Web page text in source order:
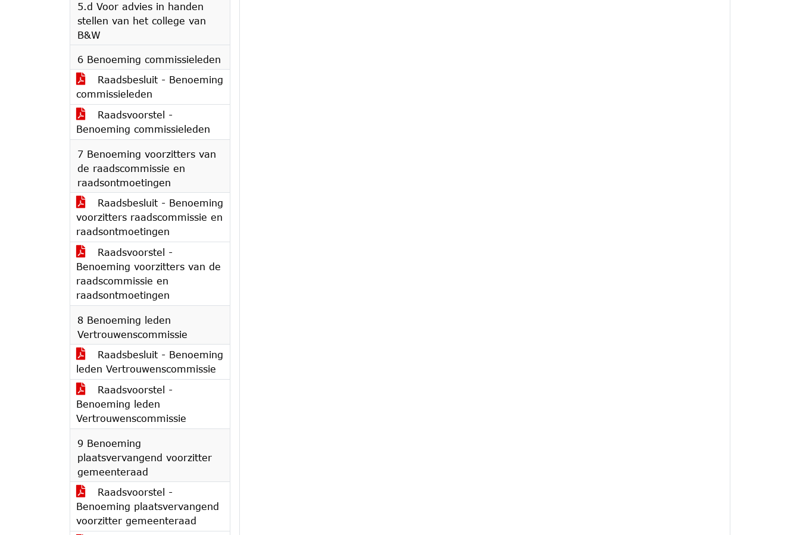
5.d Voor advies in handen
stellen van het college van
B&W
6 Benoeming commissieleden
Raadsbesluit - Benoeming
commissieleden
Raadsvoorstel -
Benoeming commissieleden
7 Benoeming voorzitters van
de raadscommissie en
raadsontmoetingen
Raadsbesluit - Benoeming
voorzitters raadscommissie en
raadsontmoetingen
Raadsvoorstel -
Benoeming voorzitters van de
raadscommissie en
raadsontmoetingen
8 Benoeming leden
Vertrouwenscommissie
Raadsbesluit - Benoeming
leden Vertrouwenscommissie
Raadsvoorstel -
Benoeming leden
Vertrouwenscommissie
9 Benoeming
plaatsvervangend voorzitter
gemeenteraad
Raadsvoorstel -
Benoeming plaatsvervangend
voorzitter gemeenteraad